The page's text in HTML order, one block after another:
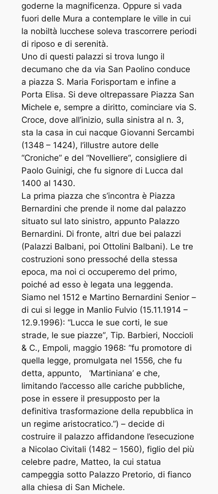
goderne la magnificenza. Oppure si vada
fuori delle Mura a contemplare le ville in cui
la nobiltà lucchese soleva trascorrere periodi
di riposo e di serenità.
Uno di questi palazzi si trova lungo il
decumano che da via San Paolino conduce
a piazza S. Maria Forisportam e infine a
Porta Elisa. Si deve oltrepassare Piazza San
Michele e, sempre a diritto, cominciare via S.
Croce, dove all’inizio, sulla sinistra al n. 3,
sta la casa in cui nacque Giovanni Sercambi
(1348 – 1424), l’illustre autore delle
“Croniche” e del “Novelliere“, consigliere di
Paolo Guinigi, che fu signore di Lucca dal
1400 al 1430.
La prima piazza che s’incontra è Piazza
Bernardini che prende il nome dal palazzo
situato sul lato sinistro, appunto Palazzo
Bernardini. Di fronte, altri due bei palazzi
(Palazzi Balbani, poi Ottolini Balbani). Le tre
costruzioni sono pressoché della stessa
epoca, ma noi ci occuperemo del primo,
poiché ad esso è legata una leggenda.
Siamo nel 1512 e Martino Bernardini Senior –
di cui si legge in Manlio Fulvio (15.11.1914 –
12.9.1996): “Lucca le sue corti, le sue
strade, le sue piazze”, Tip. Barbieri, Noccioli
& C., Empoli, maggio 1968: “fu promotore di
quella legge, promulgata nel 1556, che fu
detta, appunto, ‘Martiniana’ e che,
limitando l’accesso alle cariche pubbliche,
pose in essere il presupposto per la
definitiva trasformazione della repubblica in
un regime aristocratico.”) – decide di
costruire il palazzo affidandone l’esecuzione
a Nicolao Civitali (1482 – 1560), figlio del più
celebre padre, Matteo, la cui statua
campeggia sotto Palazzo Pretorio, di fianco
alla chiesa di San Michele.